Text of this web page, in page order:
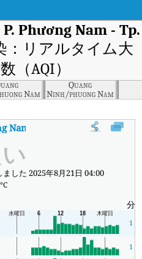
Phương Nam - Tp.
：リアルタイム大
（AQI）
Nam
Quang
Ninh/phuong Nam
Nam - Tp. Uông Bí の大気汚染
ました 2025年8月21日 04:00
°C
分
1
1